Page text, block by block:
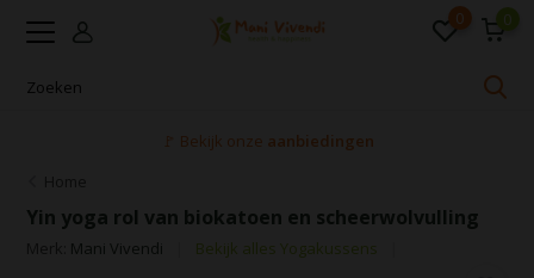
0 0
🚩 Bekijk onze aanbiedingen
Yin yoga rol van biokatoen en scheerwolvulling
Mani Vivendi Bekijk alles Yogakussens